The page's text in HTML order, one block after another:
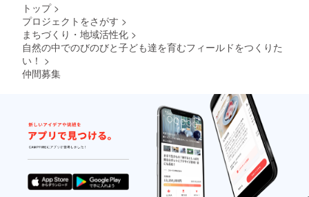
トップ >
プロジェクトをさがす >
まちづくり・地域活性化 >
自然の中でのびのびと子ども達を育むフィールドをつくりた
い！ >
仲間募集